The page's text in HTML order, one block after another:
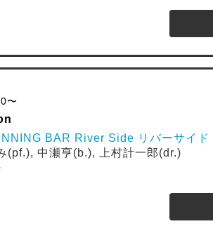
〜
BAR River Side リバーサイド
(pf.), 中瀬亨(b.), 上村計一郎(dr.)